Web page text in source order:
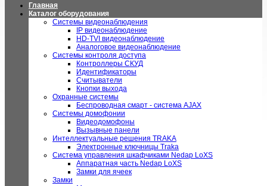
Главная
Каталог оборудования
Системы видеонаблюдения
IP видеонаблюдение
HD-TVI видеонаблюдение
Аналоговое видеонаблюдение
Системы контроля доступа
Контроллеры СКУД
Идентификаторы
Считыватели
Кнопки выхода
Охранные системы
Беспроводная смарт - система AJAX
Системы домофонии
Видеодомофоны
Вызывные панели
Интеллектуальные решения TRAKA
Электронные ключницы Traka
Система управления шкафчиками Nedap LoXS
Аппаратная часть Nedap LoXS
Замки для ячеек
Замки